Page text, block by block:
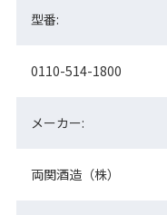
型番:
0110-514-1800
メーカー:
両関酒造（株）